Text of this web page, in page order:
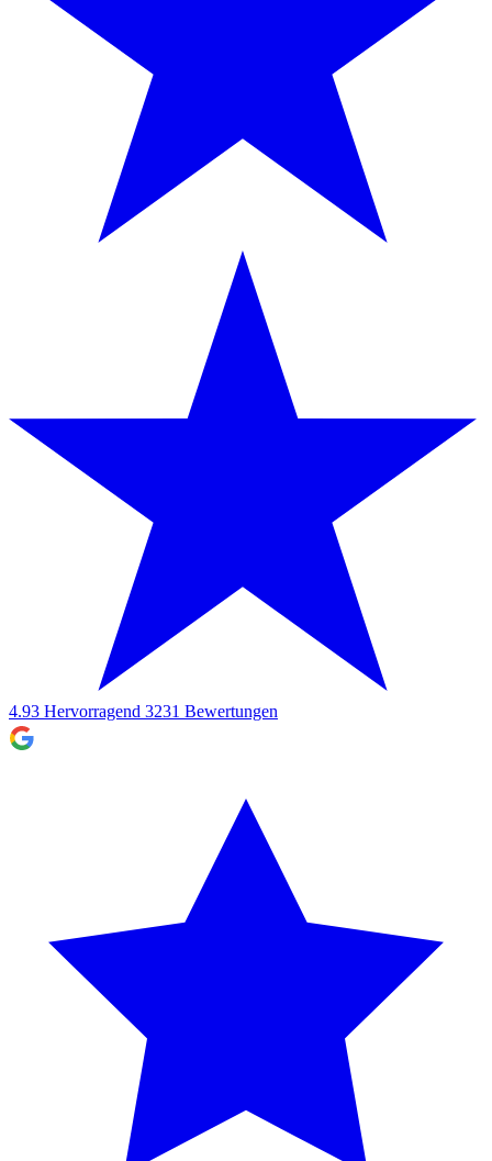
4.93 Hervorragend 3231 Bewertungen